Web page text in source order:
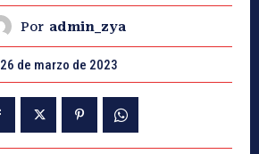
Por admin_zya
26 de marzo de 2023